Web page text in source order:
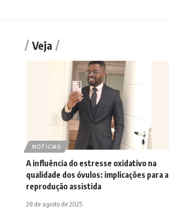
Veja
NOTÍCIAS
A influência do estresse oxidativo na
qualidade dos óvulos: implicações para a
reprodução assistida
28 de agosto de 2025